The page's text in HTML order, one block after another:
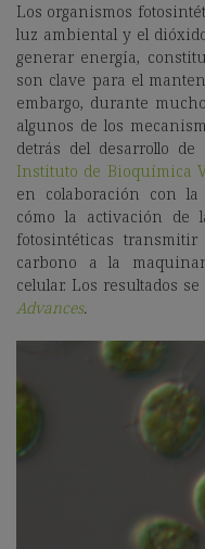
Los organismos
luz ambiental y el
generar energía,
son clave para el
embargo, durante
algunos de los
detrás del desarrollo
Instituto de Bioquímica
en colaboración con la
cómo la activación de
fotosintéticas
carbono a la
celular. Los resultados
Advances.